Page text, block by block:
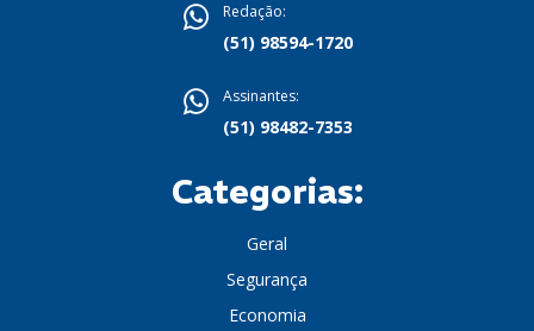
Redação:
(51) 98594-1720
Assinantes:
(51) 98482-7353
Categorias:
Geral
Segurança
Economia